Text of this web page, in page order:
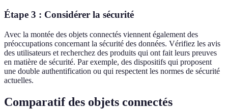
Étape 3 : Considérer la sécurité
Avec la montée des objets connectés viennent également des
préoccupations concernant la sécurité des données. Vérifiez les avis
des utilisateurs et recherchez des produits qui ont fait leurs preuves
en matière de sécurité. Par exemple, des dispositifs qui proposent
une double authentification ou qui respectent les normes de sécurité
actuelles.
Comparatif des objets connectés